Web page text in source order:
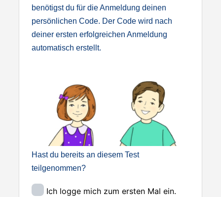
benötigst du für die Anmeldung deinen
persönlichen Code. Der Code wird nach
deiner ersten erfolgreichen Anmeldung
automatisch erstellt.
Hast du bereits an diesem Test
teilgenommen?
Ich logge mich zum ersten Mal ein.